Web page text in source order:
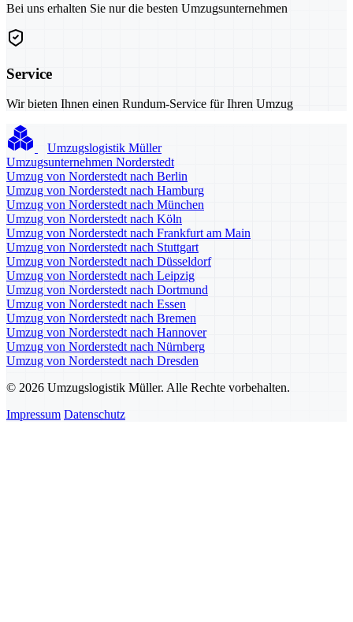
Bei uns erhalten Sie nur die besten Umzugsunternehmen
Service
Wir bieten Ihnen einen Rundum-Service für Ihren Umzug
Umzugslogistik Müller
Umzugsunternehmen Norderstedt
Umzug von Norderstedt nach Berlin
Umzug von Norderstedt nach Hamburg
Umzug von Norderstedt nach München
Umzug von Norderstedt nach Köln
Umzug von Norderstedt nach Frankfurt am Main
Umzug von Norderstedt nach Stuttgart
Umzug von Norderstedt nach Düsseldorf
Umzug von Norderstedt nach Leipzig
Umzug von Norderstedt nach Dortmund
Umzug von Norderstedt nach Essen
Umzug von Norderstedt nach Bremen
Umzug von Norderstedt nach Hannover
Umzug von Norderstedt nach Nürnberg
Umzug von Norderstedt nach Dresden
© 2026 Umzugslogistik Müller. Alle Rechte vorbehalten.
Impressum Datenschutz